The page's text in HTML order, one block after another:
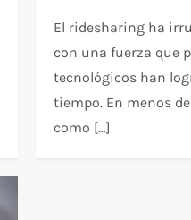
El ridesharing ha
con una fuerza que
tecnológicos han
tiempo. En menos
como […]